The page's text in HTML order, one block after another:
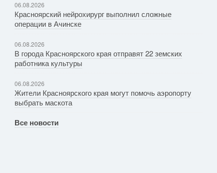
06.08.2026
Красноярский нейрохирург выполнил сложные
операции в Ачинске
06.08.2026
В города Красноярского края отправят 22 земских
работника культуры
06.08.2026
Жители Красноярского края могут помочь аэропорту
выбрать маскота
Все новости